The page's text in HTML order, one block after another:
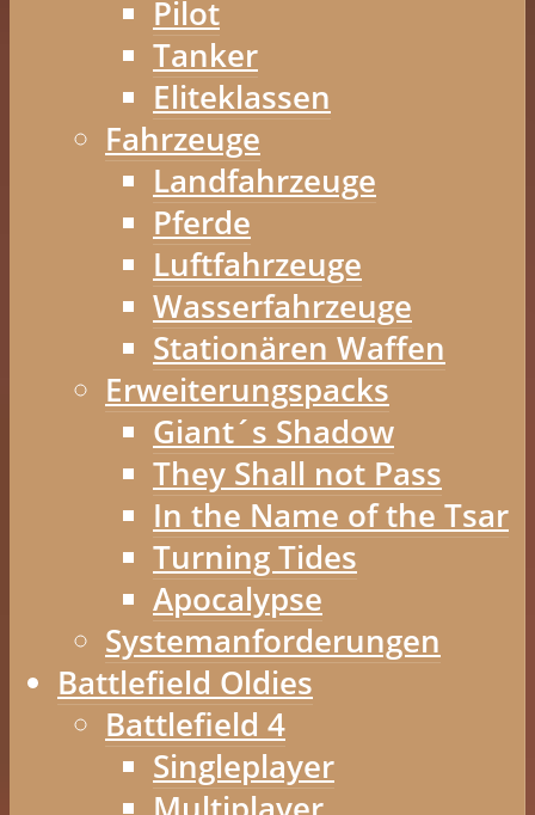
Pilot
Tanker
Eliteklassen
Fahrzeuge
Landfahrzeuge
Pferde
Luftfahrzeuge
Wasserfahrzeuge
Stationären Waffen
Erweiterungspacks
Giant´s Shadow
They Shall not Pass
In the Name of the Tsar
Turning Tides
Apocalypse
Systemanforderungen
Battlefield Oldies
Battlefield 4
Singleplayer